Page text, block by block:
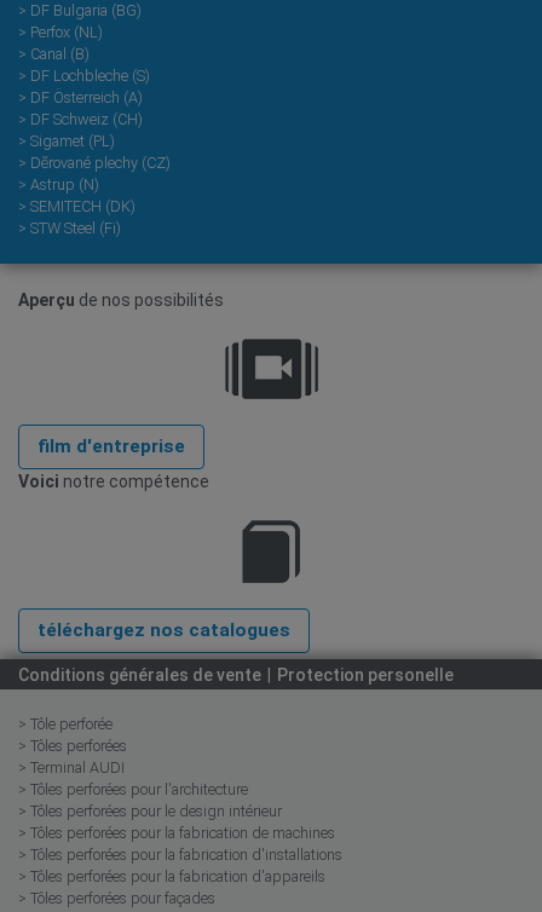
> DF Bulgaria (BG)
> Perfox (NL)
> Canal (B)
> DF Lochbleche (S)
> DF Österreich (A)
> DF Schweiz (CH)
> Sigamet (PL)
> Dĕrované plechy (CZ)
> Astrup (N)
> SEMITECH (DK)
> STW Steel (Fi)
Aperçu de nos possibilités
film d'entreprise
Voici notre compétence
téléchargez nos catalogues
Conditions générales de vente Protection personelle
> Tôle perforée
> Tôles perforées
> Terminal AUDI
> Tôles perforées pour l'architecture
> Tôles perforées pour le design intérieur
> Tôles perforées pour la fabrication de machines
> Tôles perforées pour la fabrication d'installations
> Tôles perforées pour la fabrication d'appareils
> Tôles perforées pour façades